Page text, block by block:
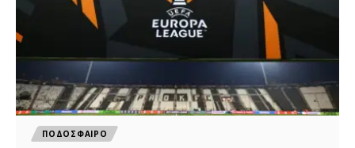
ΠΟΔΟΣΦΑΙΡΟ